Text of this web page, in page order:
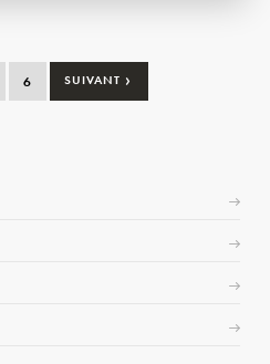
6 SUIVANT ›